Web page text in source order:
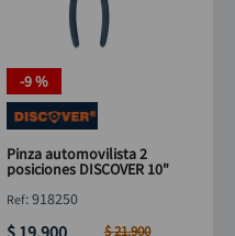
-9 %
Pinza automovilista 2
posiciones DISCOVER 10"
:918250
$21.900